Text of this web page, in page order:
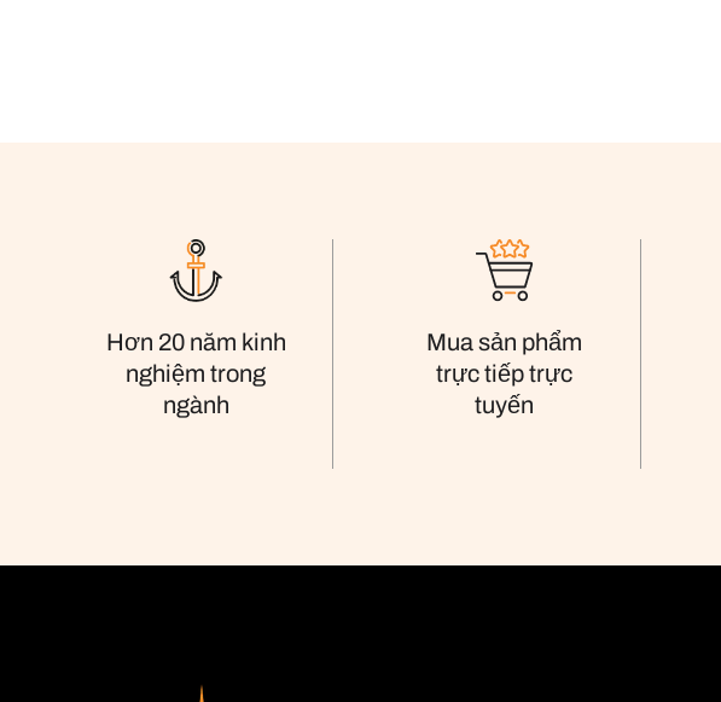
Hơn 20 năm kinh
nghiệm trong
ngành
Mua sản phẩm
trực tiếp trực
tuyến